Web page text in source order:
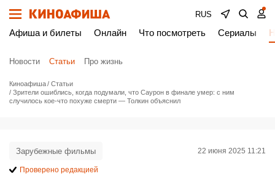
RUS
Афиша и билеты Онлайн Что посмотреть Сериалы
Новости Статьи Про жизнь
Киноафиша
Статьи
Зрители ошиблись, когда подумали, что Саурон в финале умер: с ним
случилось кое-что похуже смерти — Толкин объяснил
Зарубежные фильмы 22 июня 2025 11:21
Проверено редакцией